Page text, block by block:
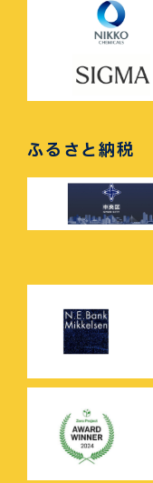
ふるさと納税